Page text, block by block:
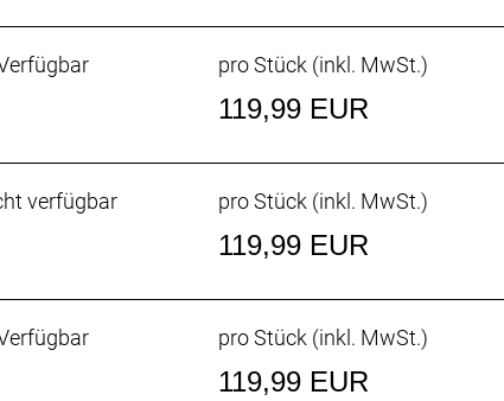
pro Stück (inkl. MwSt.)
119,99 EUR
verfügbar pro Stück (inkl. MwSt.)
119,99 EUR
pro Stück (inkl. MwSt.)
119,99 EUR